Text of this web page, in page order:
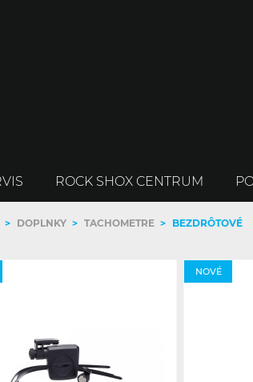
ROCK SHOX CENTRUM
> DOPLNKY > TACHOMETRE > BEZDRÔTOVÉ
NOVÉ